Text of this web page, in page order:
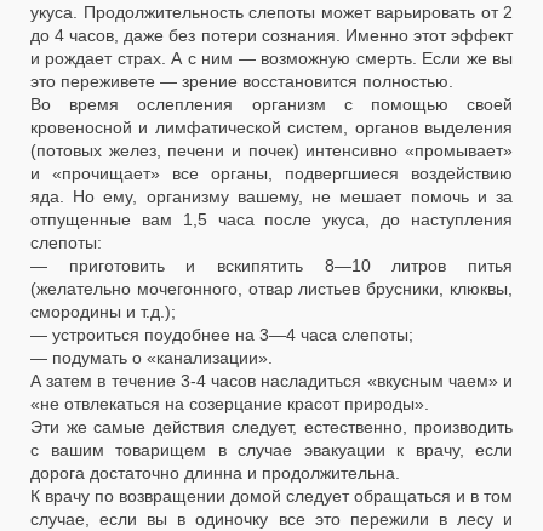
укуса. Продолжительность слепоты может варьировать от 2
до 4 часов, даже без потери сознания. Именно этот эффект
и рождает страх. А с ним — возможную смерть. Если же вы
это переживете — зрение восстановится полностью.
Во время ослепления организм с помощью своей
кровеносной и лимфатической систем, органов выделения
(потовых желез, печени и почек) интенсивно «промывает»
и «прочищает» все органы, подвергшиеся воздействию
яда. Но ему, организму вашему, не мешает помочь и за
отпущенные вам 1,5 часа после укуса, до наступления
слепоты:
— приготовить и вскипятить 8—10 литров питья
(желательно мочегонного, отвар листьев брусники, клюквы,
смородины и т.д.);
— устроиться поудобнее на 3—4 часа слепоты;
— подумать о «канализации».
А затем в течение 3-4 часов насладиться «вкусным чаем» и
«не отвлекаться на созерцание красот природы».
Эти же самые действия следует, естественно, производить
с вашим товарищем в случае эвакуации к врачу, если
дорога достаточно длинна и продолжительна.
К врачу по возвращении домой следует обращаться и в том
случае, если вы в одиночку все это пережили в лесу и